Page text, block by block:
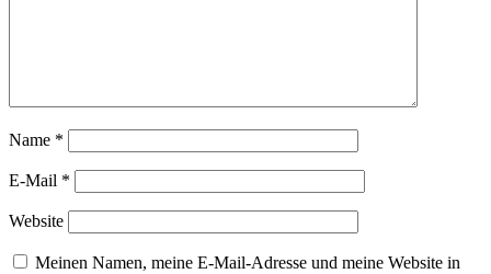
Name *
E-Mail *
Website
Meinen Namen, meine E-Mail-Adresse und meine Website in